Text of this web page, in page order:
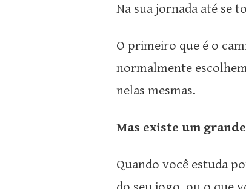
Na sua jornada até se
O primeiro que é o
normalmente
nelas mesmas.
Mas existe um
Quando você estuda